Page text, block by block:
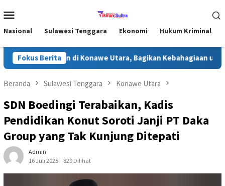
ke
Mobile
Nasional Sulawesi Tenggara Ekonomi Hukum Kriminal
Fokus Berita
Ramadhan di Konawe Utara, Bagikan Kebahagiaan untuk
Beranda Sulawesi Tenggara Konawe Utara
SDN Boedingi Terabaikan, Kadis
Pendidikan Konut Soroti Janji PT Daka
Group yang Tak Kunjung Ditepati
Admin
16 Juli 2025
829 Dilihat